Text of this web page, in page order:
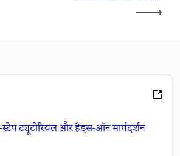
ट्यूटोरियल और हैंड्स-ऑन मार्गदर्शन